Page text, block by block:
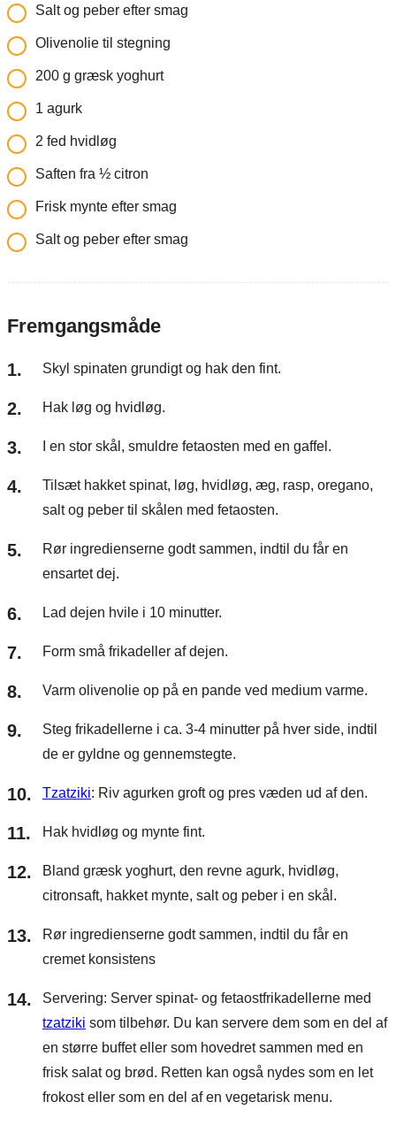
Salt og peber efter smag
Olivenolie til stegning
200 g græsk yoghurt
1 agurk
2 fed hvidløg
Saften fra ½ citron
Frisk mynte efter smag
Salt og peber efter smag
Fremgangsmåde
Skyl spinaten grundigt og hak den fint.
Hak løg og hvidløg.
I en stor skål, smuldre fetaosten med en gaffel.
Tilsæt hakket spinat, løg, hvidløg, æg, rasp, oregano,
salt og peber til skålen med fetaosten.
Rør ingredienserne godt sammen, indtil du får en
ensartet dej.
Lad dejen hvile i 10 minutter.
Form små frikadeller af dejen.
Varm olivenolie op på en pande ved medium varme.
Steg frikadellerne i ca. 3-4 minutter på hver side, indtil
de er gyldne og gennemstegte.
Tzatziki: Riv agurken groft og pres væden ud af den.
Hak hvidløg og mynte fint.
Bland græsk yoghurt, den revne agurk, hvidløg,
citronsaft, hakket mynte, salt og peber i en skål.
Rør ingredienserne godt sammen, indtil du får en
cremet konsistens
Servering: Server spinat- og fetaostfrikadellerne med
tzatziki som tilbehør. Du kan servere dem som en del af
en større buffet eller som hovedret sammen med en
frisk salat og brød. Retten kan også nydes som en let
frokost eller som en del af en vegetarisk menu.